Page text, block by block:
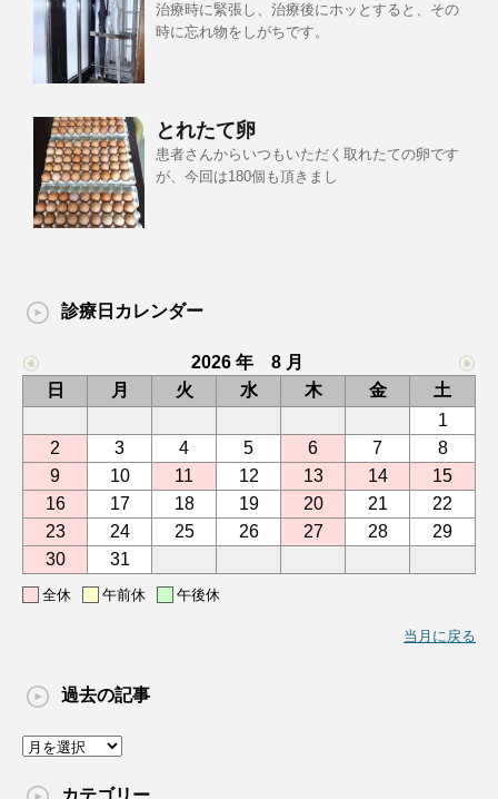
治療時に緊張し、治療後にホッとすると、その
時に忘れ物をしがちです。
とれたて卵
患者さんからいつもいただく取れたての卵です
が、今回は180個も頂きまし
診療日カレンダー
2026 年 8 月
日
月 火 水 木 金
土
1
2
3 4 5 6 7
8
9
10 11 12 13 14
15
16
17 18 19 20 21
22
23
24 25 26 27 28
29
30
31
全休 午前休 午後休
当月に戻る
過去の記事
過
の
カテゴリー